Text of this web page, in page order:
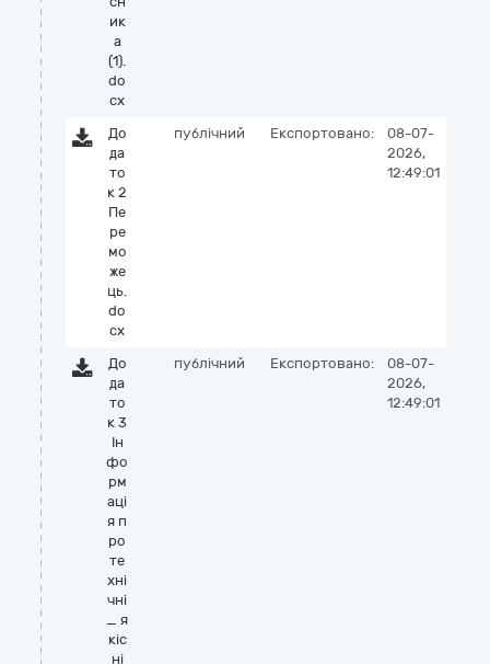
ик
а
(1).
do
cx
До
да
то
к 2
Пе
ре
мо
же
ць.
do
cx
публічний Експортовано:
08-07-
2026,
12:49:01
До
да
то
к 3
Ін
фо
рм
аці
я п
ро
те
хні
чні
_ я
кіс
ні
публічний Експортовано:
08-07-
2026,
12:49:01